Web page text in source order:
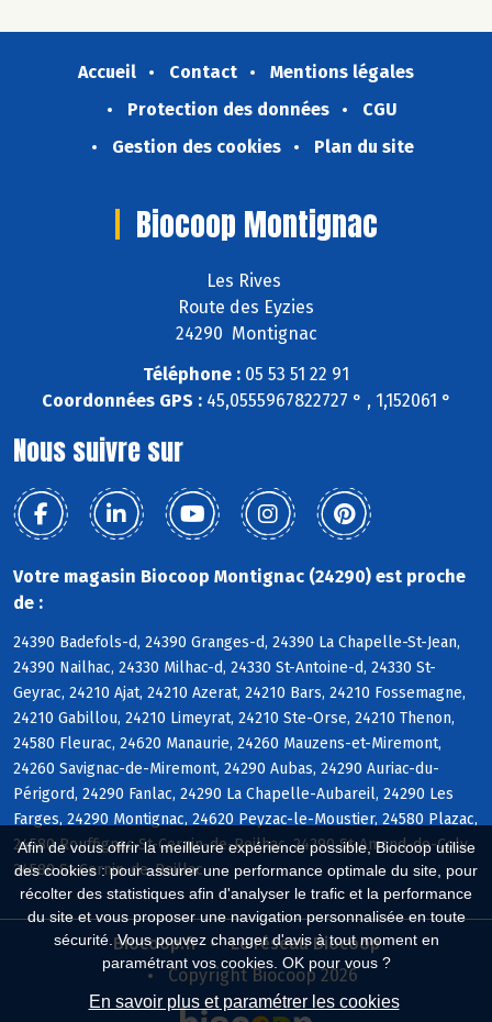
Afin de vous offrir la meilleure expérience possible, Biocoop utilise
des cookies : pour assurer une performance optimale du site, pour
récolter des statistiques afin d'analyser le trafic et la performance
du site et vous proposer une navigation personnalisée en toute
sécurité. Vous pouvez changer d'avis à tout moment en
paramétrant vos cookies. OK pour vous ?
En savoir plus et paramétrer les cookies
Accueil Contact
Mentions légales
Protection des données
CGU
Gestion des cookies
Plan du site
Biocoop Montignac
Les Rives
Route des Eyzies
24290 Montignac
Téléphone : 05 53 51 22 91
Coordonnées GPS :45,0555967822727 ° , 1,152061 °
Nous suivre sur
Votre magasin Biocoop Montignac (24290) est proche
de :
24390 Badefols-d, 24390 Granges-d, 24390 La Chapelle-St-Jean,
24390 Nailhac, 24330 Milhac-d, 24330 St-Antoine-d, 24330 St-
Geyrac, 24210 Ajat, 24210 Azerat, 24210 Bars, 24210 Fossemagne,
24210 Gabillou, 24210 Limeyrat, 24210 Ste-Orse, 24210 Thenon,
24580 Fleurac, 24620 Manaurie, 24260 Mauzens-et-Miremont,
24260 Savignac-de-Miremont, 24290 Aubas, 24290 Auriac-du-
Périgord, 24290 Fanlac, 24290 La Chapelle-Aubareil, 24290 Les
Farges, 24290 Montignac, 24620 Peyzac-le-Moustier, 24580 Plazac,
24580 Rouffignac-St-Cernin-de-Reilhac, 24290 St-Amand-de-Coly,
24580 St-Cernin-de-Reillac
Biocoop.fr
Le réseau Biocoop
Copyright Biocoop 2026